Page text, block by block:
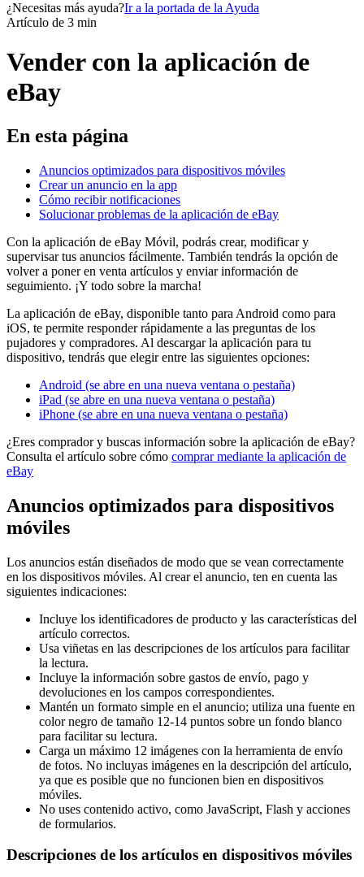
¿Necesitas más ayuda?Ir a la portada de la Ayuda
Artículo de 3 min
Vender con la aplicación de
eBay
En esta página
Anuncios optimizados para dispositivos móviles
Crear un anuncio en la app
Cómo recibir notificaciones
Solucionar problemas de la aplicación de eBay
Con la aplicación de eBay Móvil, podrás crear, modificar y
supervisar tus anuncios fácilmente. También tendrás la opción de
volver a poner en venta artículos y enviar información de
seguimiento. ¡Y todo sobre la marcha!
La aplicación de eBay, disponible tanto para Android como para
iOS, te permite responder rápidamente a las preguntas de los
pujadores y compradores. Al descargar la aplicación para tu
dispositivo, tendrás que elegir entre las siguientes opciones:
Android (se abre en una nueva ventana o pestaña)
iPad (se abre en una nueva ventana o pestaña)
iPhone (se abre en una nueva ventana o pestaña)
¿Eres comprador y buscas información sobre la aplicación de eBay?
Consulta el artículo sobre cómo comprar mediante la aplicación de
eBay
Anuncios optimizados para dispositivos
móviles
Los anuncios están diseñados de modo que se vean correctamente
en los dispositivos móviles. Al crear el anuncio, ten en cuenta las
siguientes indicaciones:
Incluye los identificadores de producto y las características del
artículo correctos.
Usa viñetas en las descripciones de los artículos para facilitar
la lectura.
Incluye la información sobre gastos de envío, pago y
devoluciones en los campos correspondientes.
Mantén un formato simple en el anuncio; utiliza una fuente en
color negro de tamaño 12-14 puntos sobre un fondo blanco
para facilitar su lectura.
Carga un máximo 12 imágenes con la herramienta de envío
de fotos. No incluyas imágenes en la descripción del artículo,
ya que es posible que no funcionen bien en dispositivos
móviles.
No uses contenido activo, como JavaScript, Flash y acciones
de formularios.
Descripciones de los artículos en dispositivos móviles